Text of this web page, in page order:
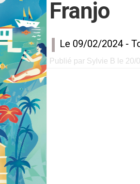
Franjo
Le 09/02/2024 -
Publié par Sylvie B le 20/